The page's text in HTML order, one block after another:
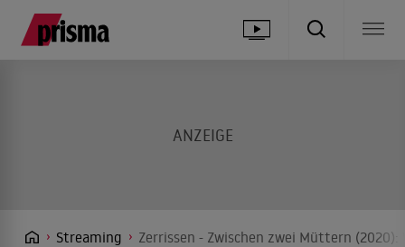
Streaming Zerrissen - Zwischen zwei Müttern